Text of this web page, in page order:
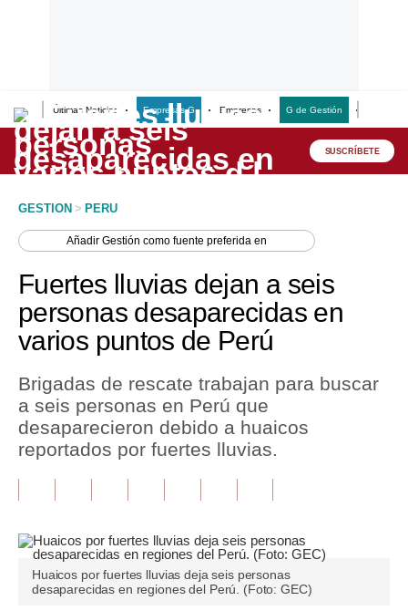
Últimas Noticias Empresas G Empresas G de Gestión
Lo último
Peru Quiosco
Economía
Mercados
Política
Tu Dinero
Finanzas Personales
Plus G
Opinión
SUSCRÍBETE
GESTION > PERU
AñadirGestión como fuente preferida en
Fuertes lluvias dejan a seis
personas desaparecidas en
varios puntos de Perú
Brigadas de rescate trabajan para buscar
a seis personas en Perú que
desaparecieron debido a huaicos
reportados por fuertes lluvias.
Huaicos por fuertes lluvias deja seis personas
desaparecidas en regiones del Perú. (Foto: GEC)